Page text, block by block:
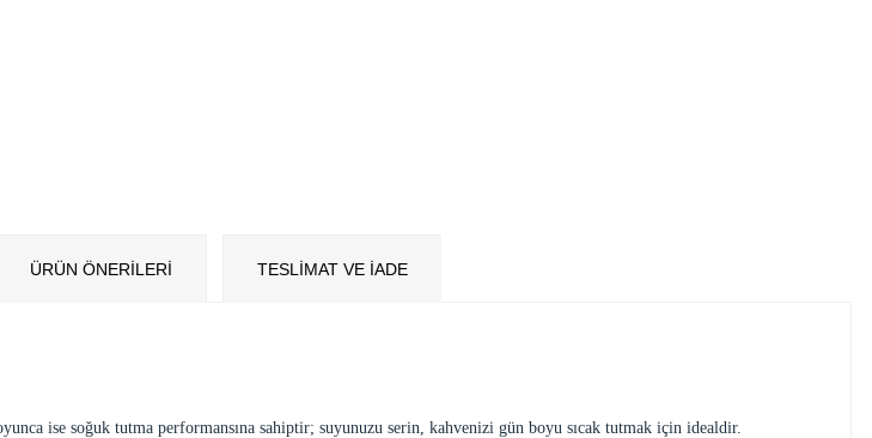
ÜRÜN ÖNERILERI TESLİMAT VE İADE
ise soğuk tutma performansına sahiptir; suyunuzu serin, kahvenizi gün boyu sıcak tutmak için idealdir.